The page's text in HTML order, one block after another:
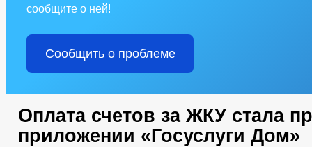
сообщите о ней!
Сообщить о проблеме
Оплата счетов за ЖКУ стала
приложении «Госуслуги Дом»